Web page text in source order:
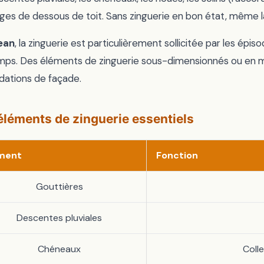
de dessous de toit. Sans zinguerie en bon état,
, la zinguerie est particulièrement sollicitée par les
Des éléments de zinguerie sous-dimensionnés ou
de façade.
de zinguerie essentiels
Fonction
Gouttières
Descentes pluviales
Chéneaux